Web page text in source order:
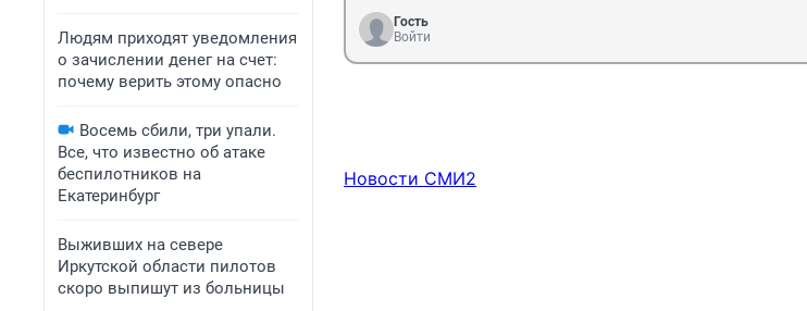
Людям приходят уведомления
о зачислении денег на счет:
почему верить этому опасно
Восемь сбили, три упали.
Все, что известно об атаке
беспилотников на
Екатеринбург
Выживших на севере
Иркутской области пилотов
скоро выпишут из больницы
Гость
Войти
Новости СМИ2